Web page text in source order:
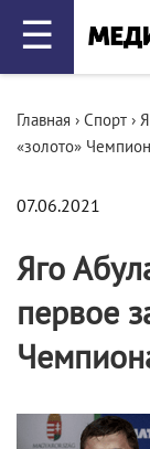
☰
Главная › Спорт ›
«золото»
07.06.2021
Яго
первое